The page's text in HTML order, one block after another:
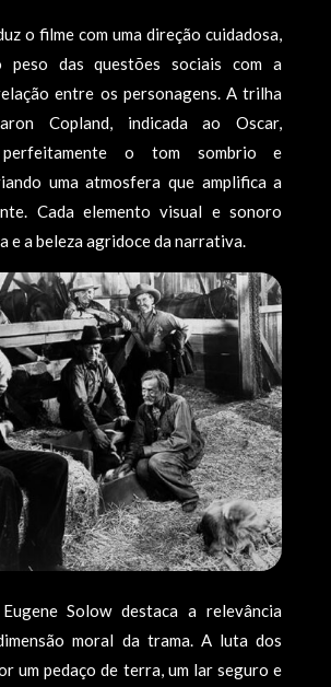
o filme com uma direção cuidadosa,
peso das questões sociais com a
entre os personagens. A trilha
Copland, indicada ao Oscar,
perfeitamente o tom sombrio e
uma atmosfera que amplifica a
Cada elemento visual e sonoro
e a beleza agridoce da narrativa.
Solow destaca a relevância
moral da trama. A luta dos
um pedaço de terra, um lar seguro e